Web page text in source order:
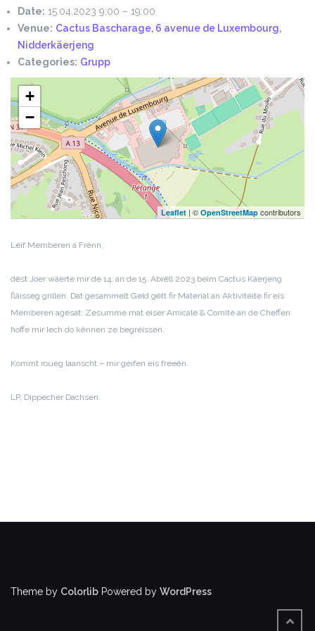
Date: 15.04.2023 9:00 – 19:00
Venue: Cactus Bascharage, 6 avenue de Luxembourg,
Nidderkäerjeng
Categories: Grupp
+
−
Leaflet | © OpenStreetMap contributors
Léif Memberen a Frënn,
dëst Joer wäerte mir de 14. an de 15. Abrëll 2023 beim Cactus Käerjeng
fläisseg grillen. Dat gesammelt Geld gëtt fir Material an Aktivitéite fir eis
Memberen agesat. Zesumme mat eiser Amicale & Comité an de Cheffen
hoffe mir Iech do kënnen ze begréissen.
Kommt roueg laanscht – mir géifen eis freeën.
LP, Dippecher Dachsen.
Theme by Colorlib Powered by WordPress